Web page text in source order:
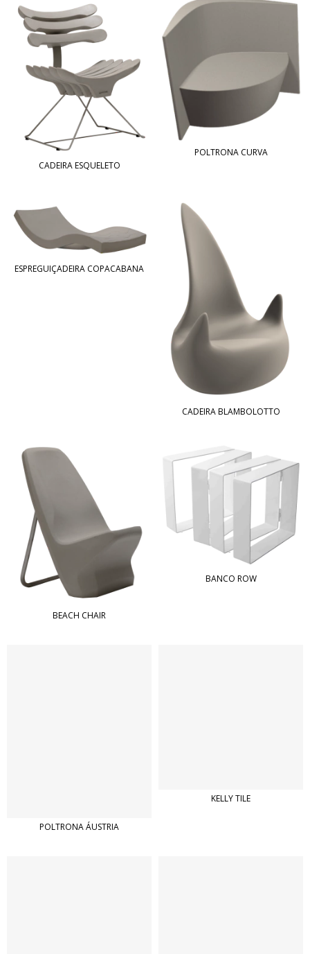
CADEIRA ESQUELETO
POLTRONA CURVA
ESPREGUIÇADEIRA COPACABANA
CADEIRA BLAMBOLOTTO
BEACH CHAIR
BANCO ROW
POLTRONA ÁUSTRIA
KELLY TILE